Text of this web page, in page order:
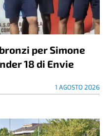
per Simone
18 di Envie
1 AGOSTO 2026